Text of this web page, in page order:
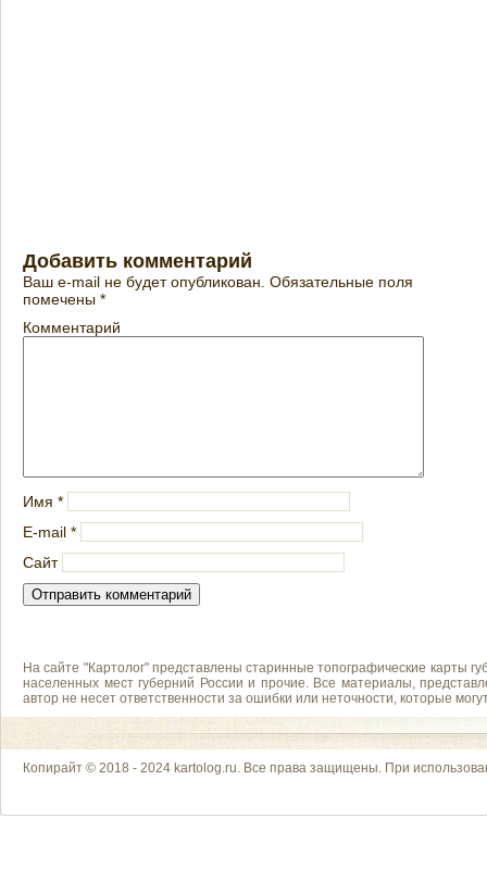
Добавить комментарий
Ваш e-mail не будет опубликован. Обязательные поля
помечены *
Комментарий
Имя *
E-mail *
Сайт
На сайте "Картолог" представлены старинные топографические карты
населенных мест губерний России и прочие. Все материалы,
автор не несет ответственности за ошибки или неточности, которые
Копирайт © 2018 - 2024 kartolog.ru. Все права защищены. При